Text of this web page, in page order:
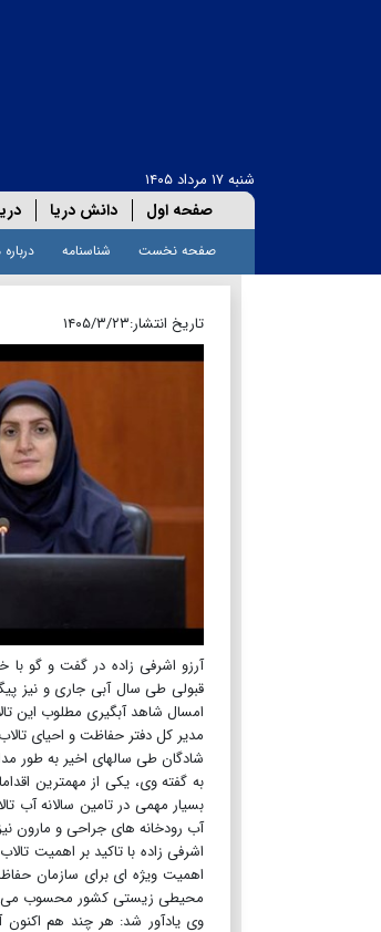
شنبه ۱۷ مرداد ۱۴۰۵
صفحه اول دانش دریا
صفحه نخست شناسنامه درباره
تاریخ انتشار:۱۴۰۵/۳/۲۳
آرزو اشرفی زاده در گفت و گو با
قبولی طی سال آبی جاری و نیز
امسال شاهد آبگیری مطلوب این
مدیر کل دفتر حفاظت و احیای
شادگان طی سالهای اخیر به
به گفته وی، یکی از مهمترین
بسیار مهمی در تامین سالانه آب
آب رودخانه های جراحی و مارون
اشرفی زاده با تاکید بر اهمیت
اهمیت ویژه ای برای سازمان
محیطی زیستی کشور محسوب